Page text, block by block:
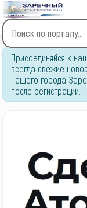
Type 2 or more
for results.
Присоединяйся к
всегда свежие
нашего города
после регистрации.